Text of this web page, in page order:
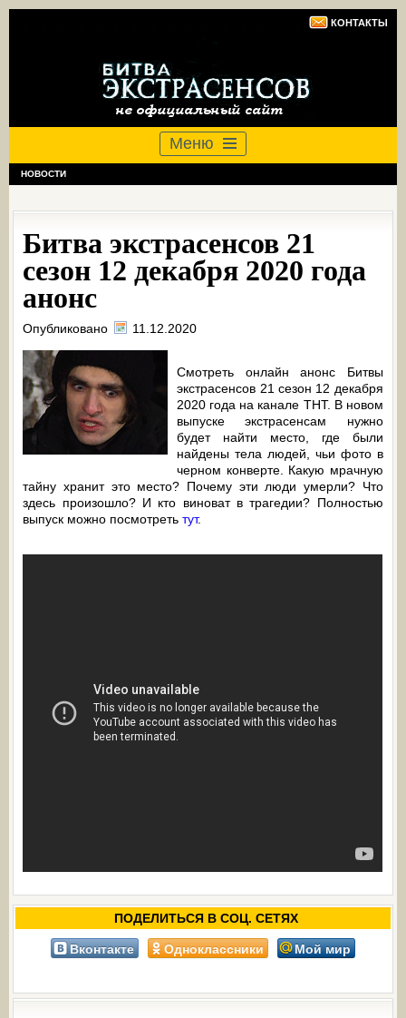
КОНТАКТЫ
Меню
НОВОСТИ
Битва экстрасенсов 21
сезон 12 декабря 2020 года
анонс
Опубликовано 11.12.2020
Смотреть онлайн анонс Битвы
экстрасенсов 21 сезон 12 декабря
2020 года на канале ТНТ. В новом
выпуске экстрасенсам нужно
будет найти место, где были
найдены тела людей, чьи фото в
черном конверте. Какую мрачную
тайну хранит это место? Почему эти люди умерли? Что
здесь произошло? И кто виноват в трагедии? Полностью
выпуск можно посмотретьтут.
ПОДЕЛИТЬСЯ В СОЦ. СЕТЯХ
Вконтакте Одноклассники Мой мир